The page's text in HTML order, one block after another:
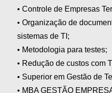
• Controle de Empresas
• Organização de
sistemas de TI;
• Metodologia para testes;
• Redução de custos com
• Superior em Gestão de
• MBA GESTÃO